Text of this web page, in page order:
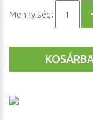
Mennyiség: